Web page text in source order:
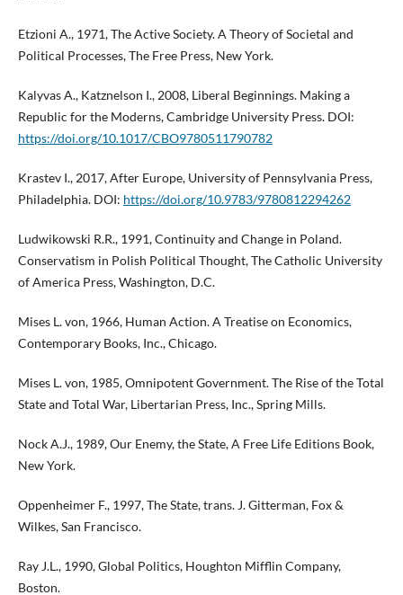
Etzioni A., 1971, The Active Society. A Theory of Societal and
Political Processes, The Free Press, New York.
Kalyvas A., Katznelson I., 2008, Liberal Beginnings. Making a
Republic for the Moderns, Cambridge University Press. DOI:
https://doi.org/10.1017/CBO9780511790782
Krastev I., 2017, After Europe, University of Pennsylvania Press,
Philadelphia. DOI: https://doi.org/10.9783/9780812294262
Ludwikowski R.R., 1991, Continuity and Change in Poland.
Conservatism in Polish Political Thought, The Catholic University
of America Press, Washington, D.C.
Mises L. von, 1966, Human Action. A Treatise on Economics,
Contemporary Books, Inc., Chicago.
Mises L. von, 1985, Omnipotent Government. The Rise of the Total
State and Total War, Libertarian Press, Inc., Spring Mills.
Nock A.J., 1989, Our Enemy, the State, A Free Life Editions Book,
New York.
Oppenheimer F., 1997, The State, trans. J. Gitterman, Fox &
Wilkes, San Francisco.
Ray J.L., 1990, Global Politics, Houghton Mifflin Company,
Boston.